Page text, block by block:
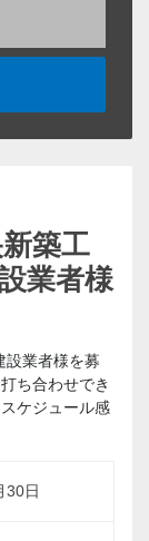
築工
業者様
設業者様を募
ち合わせでき
ケジュール感
30日